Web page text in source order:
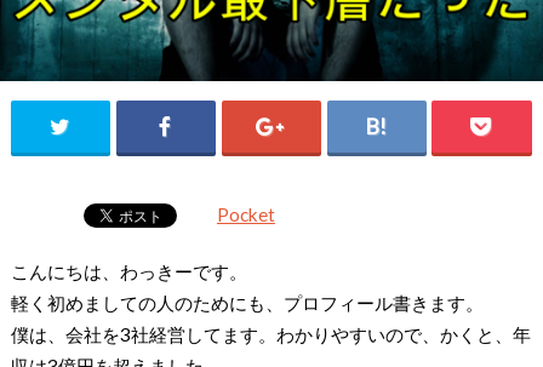
Pocket
こんにちは、わっきーです。
軽く初めましての人のためにも、プロフィール書きます。
僕は、会社を3社経営してます。わかりやすいので、かくと、年